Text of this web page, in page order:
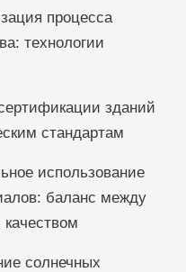
процесса
технологии
зданий
стандартам
использование
баланс между
солнечных